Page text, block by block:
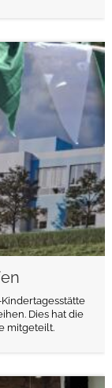
Dies hat die
mitgeteilt.